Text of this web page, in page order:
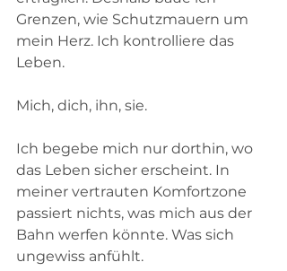
Grenzen, wie Schutzmauern um
mein Herz. Ich kontrolliere das
Leben.
Mich, dich, ihn, sie.
Ich begebe mich nur dorthin, wo
das Leben sicher erscheint. In
meiner vertrauten Komfortzone
passiert nichts, was mich aus der
Bahn werfen könnte. Was sich
ungewiss anfühlt.